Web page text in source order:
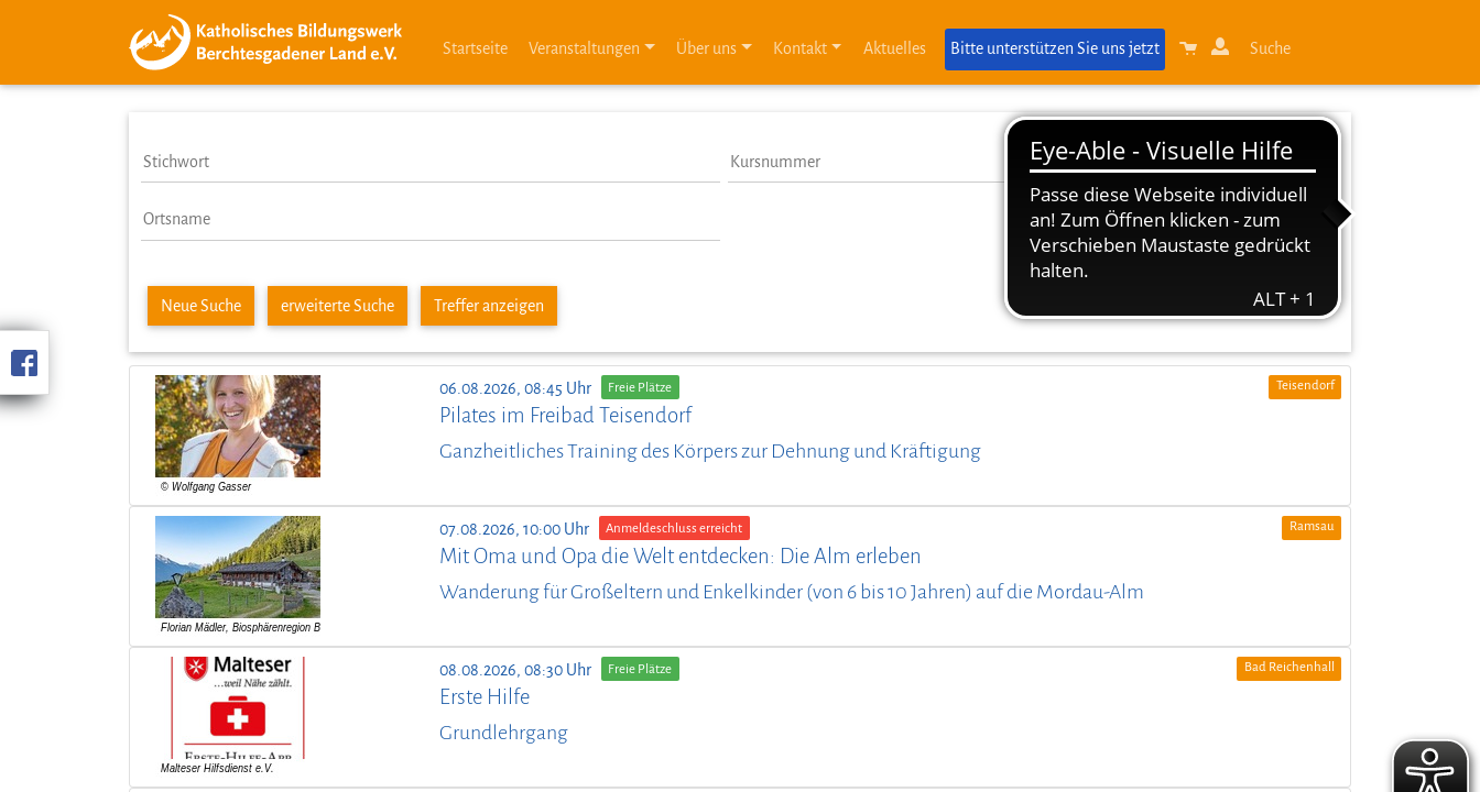
Startseite Veranstaltungen Über uns Kontakt Aktuelles Bitte unterstützen Sie uns jetzt Suche
Treffer anzeigen
Neue Suche erweiterte Suche
06.08.2026, 08:45 Uhr Freie Plätze Teisendorf
Pilates im Freibad Teisendorf
Ganzheitliches Training des Körpers zur Dehnung und Kräftigung
07.08.2026, 10:00 Uhr Anmeldeschluss erreicht Ramsau
Mit Oma und Opa die Welt entdecken: Die Alm erleben
Wanderung für Großeltern und Enkelkinder (von 6 bis 10 Jahren) auf die Mordau-Alm
08.08.2026, 08:30 Uhr Freie Plätze Bad Reichenhall
Erste Hilfe
Grundlehrgang